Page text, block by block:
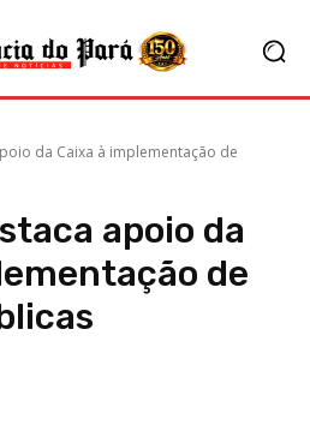
da Caixa à implementação de
apoio da
de